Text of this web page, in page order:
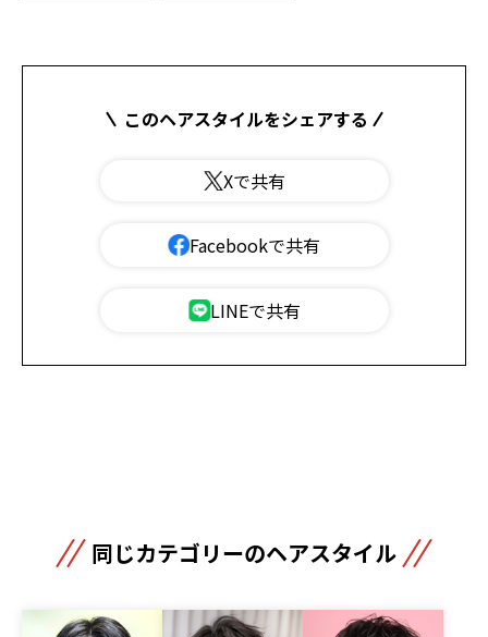
このヘアスタイルをシェアする
Xで共有
Facebookで共有
LINEで共有
同じカテゴリーのヘアスタイル